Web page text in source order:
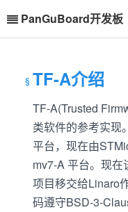
PanGuBoard开发板
TF-A介绍
TF-A(Trusted
类软件的参考实现
平台，现在由
mv7-A 平台。现
项目移交给Linaro
码遵守BSD-3-